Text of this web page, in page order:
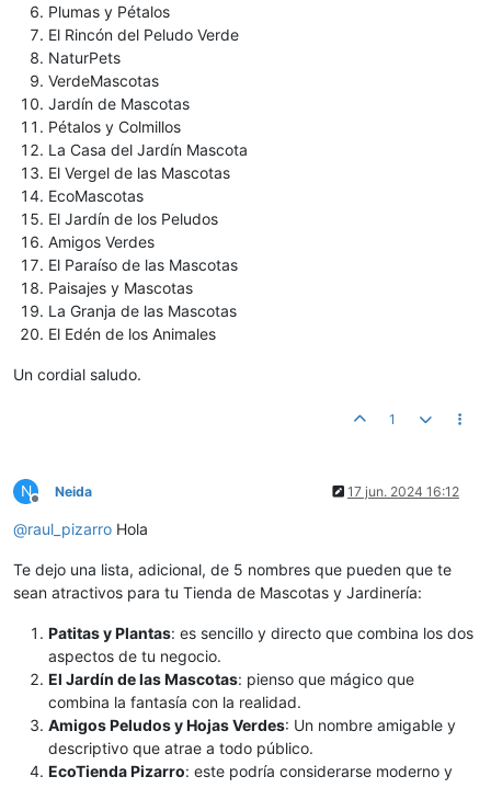
Plumas y Pétalos
El Rincón del Peludo Verde
NaturPets
VerdeMascotas
Jardín de Mascotas
Pétalos y Colmillos
La Casa del Jardín Mascota
El Vergel de las Mascotas
EcoMascotas
El Jardín de los Peludos
Amigos Verdes
El Paraíso de las Mascotas
Paisajes y Mascotas
La Granja de las Mascotas
El Edén de los Animales
Un cordial saludo.
1
N
Desconectado
Neida 17 jun. 2024 16:12
@raul_pizarro Hola
Te dejo una lista, adicional, de 5 nombres que pueden que te
sean atractivos para tu Tienda de Mascotas y Jardinería:
Patitas y Plantas: es sencillo y directo que combina los dos
aspectos de tu negocio.
El Jardín de las Mascotas: pienso que mágico que
combina la fantasía con la realidad.
Amigos Peludos y Hojas Verdes: Un nombre amigable y
descriptivo que atrae a todo público.
EcoTienda Pizarro: este podría considerarse moderno y